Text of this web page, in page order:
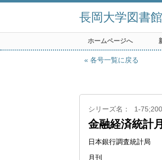
長岡大学図書館
ホームページへ
各号一覧に戻る
シリーズ名 1-
金融経済統計
日本銀行調査統計局
月刊